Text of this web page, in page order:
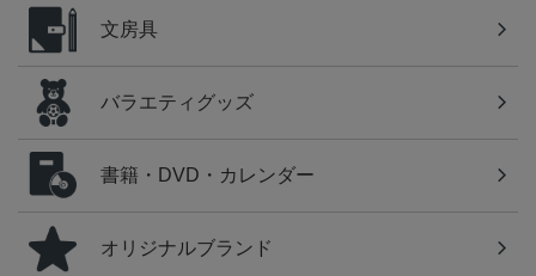
文房具
バラエティグッズ
書籍・DVD・カレンダー
オリジナルブランド